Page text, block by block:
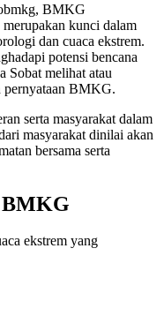
BMKG
kunci dalam
dan cuaca ekstrem.
potensi bencana
Sobat melihat atau
pernyataan BMKG.
serta masyarakat dalam
masyarakat dinilai akan
bersama serta
BMKG
ekstrem yang